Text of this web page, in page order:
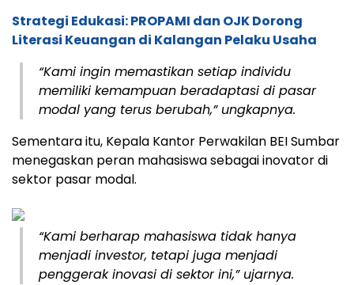
Strategi Edukasi: PROPAMI dan OJK Dorong
Literasi Keuangan di Kalangan Pelaku Usaha
“Kami ingin memastikan setiap individu
memiliki kemampuan beradaptasi di pasar
modal yang terus berubah,” ungkapnya.
Sementara itu, Kepala Kantor Perwakilan BEI Sumbar
menegaskan peran mahasiswa sebagai inovator di
sektor pasar modal.
“Kami berharap mahasiswa tidak hanya
menjadi investor, tetapi juga menjadi
penggerak inovasi di sektor ini,” ujarnya.